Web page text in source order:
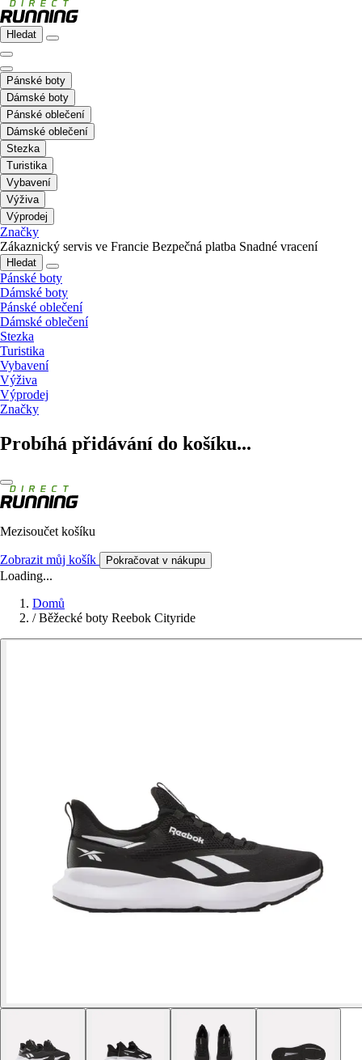
Hledat
Pánské boty
Dámské boty
Pánské oblečení
Dámské oblečení
Stezka
Turistika
Vybavení
Výživa
Výprodej
Značky
Zákaznický servis ve Francie Bezpečná platba Snadné vracení
Hledat
Pánské boty
Dámské boty
Pánské oblečení
Dámské oblečení
Stezka
Turistika
Vybavení
Výživa
Výprodej
Značky
Probíhá přidávání do košíku...
Mezisoučet košíku
Zobrazit můj košík Pokračovat v nákupu
Loading...
Domů
/ Běžecké boty Reebok Cityride